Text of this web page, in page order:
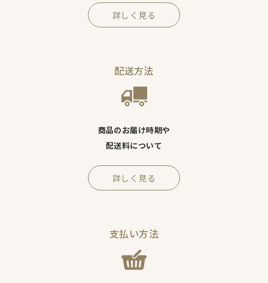
詳しく見る
配送方法
商品のお届け時期や
配送料について
詳しく見る
支払い方法